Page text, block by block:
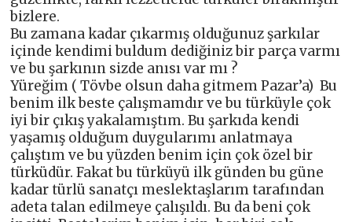
bizlere.
Bu zamana kadar çıkarmış olduğunuz şarkılar
içinde kendimi buldum dediğiniz bir parça varmı
ve bu şarkının sizde anısı var mı ?
Yüreğim ( Tövbe olsun daha gitmem Pazar’a) Bu
benim ilk beste çalışmamdır ve bu türküyle çok
iyi bir çıkış yakalamıştım. Bu şarkıda kendi
yaşamış olduğum duygularımı anlatmaya
çalıştım ve bu yüzden benim için çok özel bir
türküdür. Fakat bu türküyü ilk günden bu güne
kadar türlü sanatçı meslektaşlarım tarafından
adeta talan edilmeye çalışıldı. Bu da beni çok